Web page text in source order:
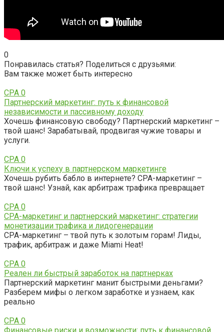
0
Понравилась статья? Поделиться с друзьями:
Вам также может быть интересно
CPA 0
Партнерский маркетинг: путь к финансовой
независимости и пассивному доходу
Хочешь финансовую свободу? Партнерский маркетинг –
твой шанс! Зарабатывай, продвигая чужие товары и
услуги.
CPA 0
Ключи к успеху в партнерском маркетинге
Хочешь рубить бабло в интернете? CPA-маркетинг –
твой шанс! Узнай, как арбитраж трафика превращает
CPA 0
CPA-маркетинг и партнерский маркетинг: стратегии
монетизации трафика и лидогенерации
CPA-маркетинг – твой путь к золотым горам! Лиды,
трафик, арбитраж и даже Miami Heat!
CPA 0
Реален ли быстрый заработок на партнерках
Партнерский маркетинг манит быстрыми деньгами?
Разберем мифы о легком заработке и узнаем, как
реально
CPA 0